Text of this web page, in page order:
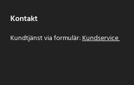
Kontakt
Kundtjänst via formulär:Kundservice